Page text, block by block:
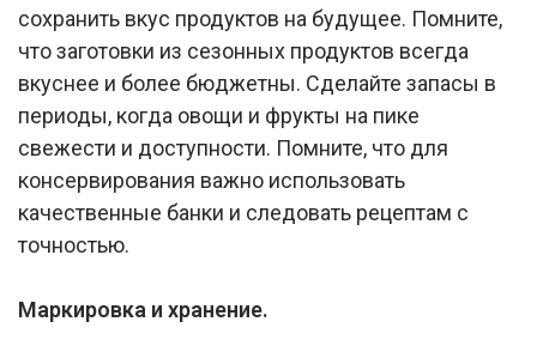
сохранить вкус продуктов на будущее. Помните,
что заготовки из сезонных продуктов всегда
вкуснее и более бюджетны. Сделайте запасы в
периоды, когда овощи и фрукты на пике
свежести и доступности. Помните, что для
консервирования важно использовать
качественные банки и следовать рецептам с
точностью.
Маркировка и хранение.